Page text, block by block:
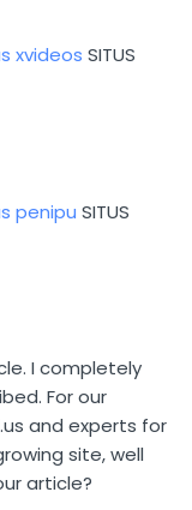
xvideos SITUS
penipu SITUS
I completely
For our
and experts for
site, well
article?